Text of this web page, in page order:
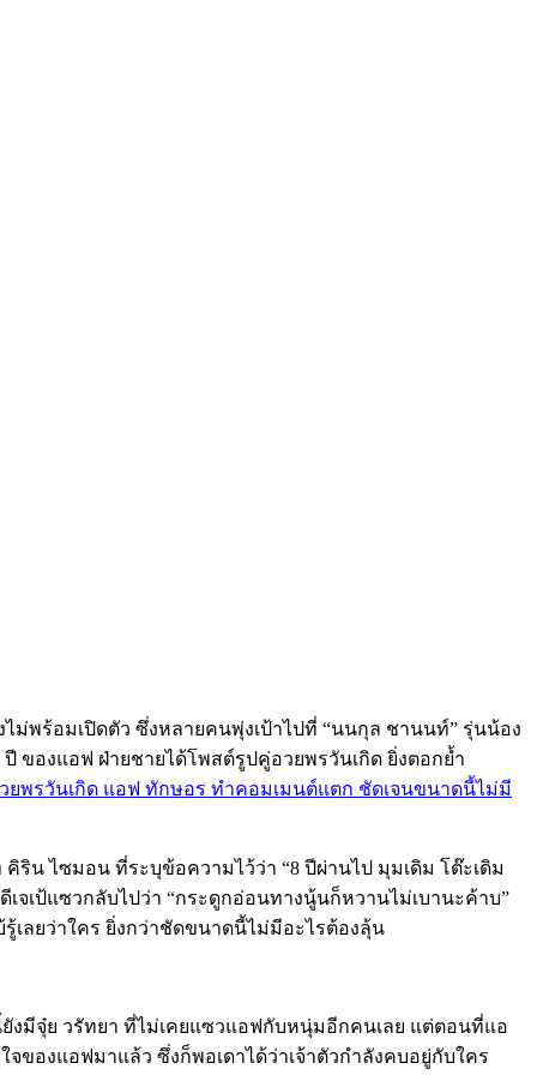
พร้อมเปิดตัว ซึ่งหลายคนพุ่งเป้าไปที่ “นนกุล ชานนท์” รุ่นน้อง
ของแอฟ ฝ่ายชายได้โพสต์รูปคู่อวยพรวันเกิด ยิ่งตอกย้ำ
ยพรวันเกิด แอฟ ทักษอร ทำคอมเมนต์แตก ชัดเจนขนาดนี้ไม่มี
ริน ไซมอน ที่ระบุข้อความไว้ว่า “8 ปีผ่านไป มุมเดิม โต๊ะเดิม
จเป้แซวกลับไปว่า “กระดูกอ่อนทางนู้นก็หวานไม่เบานะค้าบ”
เลยว่าใคร ยิ่งกว่าชัดขนาดนี้ไม่มีอะไรต้องลุ้น
งมีจุ๋ย วรัทยา ที่ไม่เคยแซวแอฟกับหนุ่มอีกคนเลย แต่ตอนที่แอ
องแอฟมาแล้ว ซึ่งก็พอเดาได้ว่าเจ้าตัวกำลังคบอยู่กับใคร